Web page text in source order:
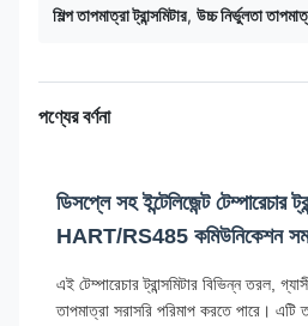
শিল্প তাপমাত্রা ট্রান্সমিটার, উচ্চ নির্ভুলতা
পণ্যের বর্ণনা
ডিসপ্লে সহ ইন্টেলিজেন্ট টেম্পারেচার
HART/RS485 কমিউনিকেশন
এই টেম্পারেচার ট্রান্সমিটার বিভিন্ন তরল,
তাপমাত্রা সরাসরি পরিমাপ করতে পারে। এটি